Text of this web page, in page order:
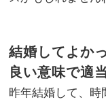
結婚してよか
良い意味で適
昨年結婚して、時